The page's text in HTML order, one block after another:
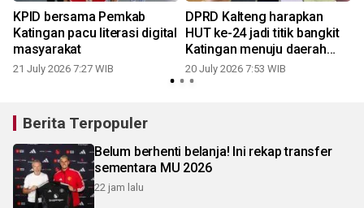
KPID bersama Pemkab
Katingan pacu literasi digital
masyarakat
21 July 2026 7:27 WIB
DPRD Kalteng harapkan
HUT ke-24 jadi titik bangkit
Katingan menuju daerah
mandiri
20 July 2026 7:53 WIB
Berita Terpopuler
Belum berhenti belanja! Ini rekap transfer
sementara MU 2026
22 jam lalu